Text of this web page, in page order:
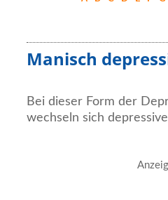
Manisch
Bei dieser Form der
wechseln sich